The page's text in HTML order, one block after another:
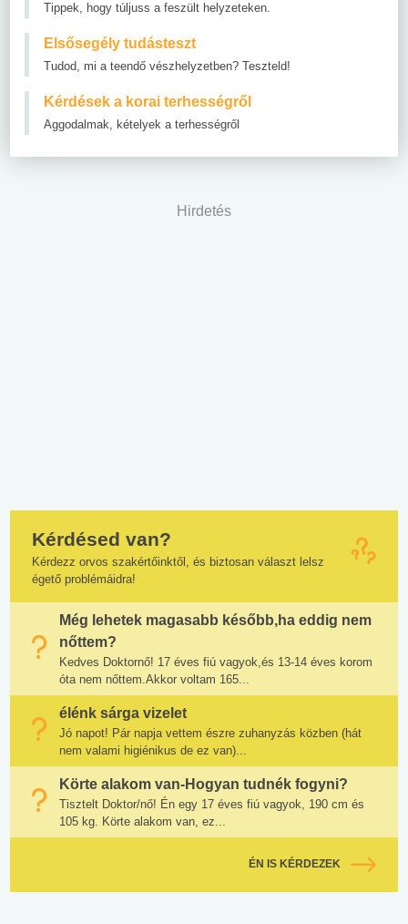
Tippek, hogy túljuss a feszült helyzeteken.
Elsősegély tudásteszt
Tudod, mi a teendő vészhelyzetben? Teszteld!
Kérdések a korai terhességről
Aggodalmak, kételyek a terhességről
Hirdetés
Kérdésed van?
Kérdezz orvos szakértőinktől, és biztosan választ lelsz
égető problémáidra!
Még lehetek magasabb később,ha eddig nem
nőttem?
Kedves Doktornő! 17 éves fiú vagyok,és 13-14 éves korom
óta nem nőttem.Akkor voltam 165...
élénk sárga vizelet
Jó napot! Pár napja vettem észre zuhanyzás közben (hát
nem valami higiénikus de ez van)...
Körte alakom van-Hogyan tudnék fogyni?
Tisztelt Doktor/nő! Én egy 17 éves fiú vagyok, 190 cm és
105 kg. Körte alakom van, ez...
ÉN IS KÉRDEZEK